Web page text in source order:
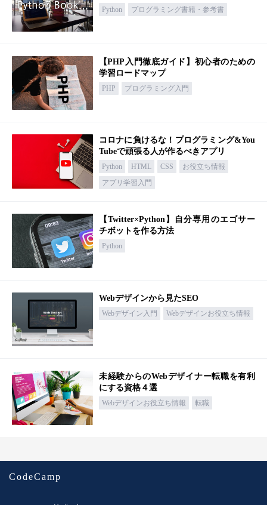
Python プログラミング書籍・参考書
【PHP入門徹底ガイド】初心者のための
学習ロードマップ
PHP プログラミング入門
コロナに負けるな！プログラミング&You
Tubeで頑張る人が作るべきアプリ
Python HTML CSS
お役立ち情報
アプリ学習入門
【Twitter×Python】自分専用のエゴサー
チボットを作る方法
Python
Webデザインから見たSEO
Webデザイン入門 Webデザインお役立ち情報
未経験からのWebデザイナー転職を有利
にする資格４選
Webデザインお役立ち情報 転職
CodeCamp